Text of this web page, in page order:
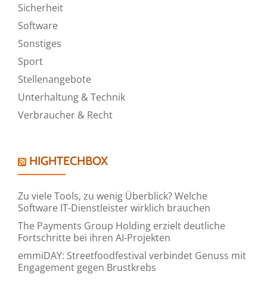
Sicherheit
Software
Sonstiges
Sport
Stellenangebote
Unterhaltung & Technik
Verbraucher & Recht
HIGHTECHBOX
Zu viele Tools, zu wenig Überblick? Welche
Software IT-Dienstleister wirklich brauchen
The Payments Group Holding erzielt deutliche
Fortschritte bei ihren AI-Projekten
emmiDAY: Streetfoodfestival verbindet Genuss mit
Engagement gegen Brustkrebs